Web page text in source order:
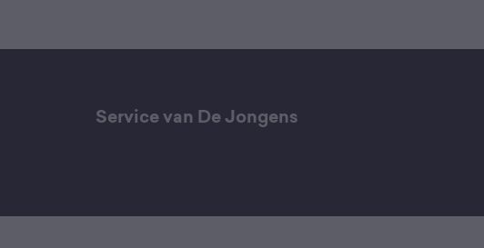
Service van De Jongens